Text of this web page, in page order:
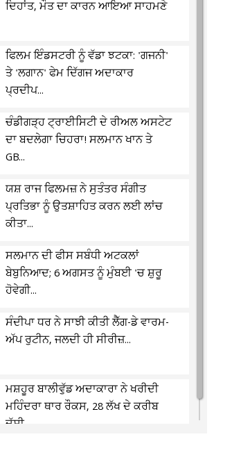
ਦਿਹਾਂਤ, ਮੌਤ ਦਾ ਕਾਰਨ ਆਇਆ ਸਾਹਮਣੇ
ਫਿਲਮ ਇੰਡਸਟਰੀ ਨੂੰ ਵੱਡਾ ਝਟਕਾ: 'ਗਜਨੀ'
ਤੇ 'ਲਗਾਨ' ਫੇਮ ਦਿੱਗਜ ਅਦਾਕਾਰ
ਪ੍ਰਦੀਪ...
ਚੰਡੀਗੜ੍ਹ ਟ੍ਰਾਈਸਿਟੀ ਦੇ ਰੀਅਲ ਅਸਟੇਟ
ਦਾ ਬਦਲੇਗਾ ਚਿਹਰਾ! ਸਲਮਾਨ ਖਾਨ ਤੇ
GB...
ਯਸ਼ ਰਾਜ ਫਿਲਮਜ਼ ਨੇ ਸੁਤੰਤਰ ਸੰਗੀਤ
ਪ੍ਰਤਿਭਾ ਨੂੰ ਉਤਸ਼ਾਹਿਤ ਕਰਨ ਲਈ ਲਾਂਚ
ਕੀਤਾ...
ਸਲਮਾਨ ਦੀ ਫੀਸ ਸਬੰਧੀ ਅਟਕਲਾਂ
ਬੇਬੁਨਿਆਦ; 6 ਅਗਸਤ ਨੂੰ ਮੁੰਬਈ 'ਚ ਸ਼ੁਰੂ
ਹੋਵੇਗੀ...
ਸੰਦੀਪਾ ਧਰ ਨੇ ਸਾਝੀ ਕੀਤੀ ਲੈੱਗ-ਡੇ ਵਾਰਮ-
ਅੱਪ ਰੁਟੀਨ, ਜਲਦੀ ਹੀ ਸੀਰੀਜ਼...
ਮਸ਼ਹੂਰ ਬਾਲੀਵੁੱਡ ਅਦਾਕਾਰਾ ਨੇ ਖਰੀਦੀ
ਮਹਿੰਦਰਾ ਥਾਰ ਰੌਕਸ, 28 ਲੱਖ ਦੇ ਕਰੀਬ
ਦੱਸੀ...